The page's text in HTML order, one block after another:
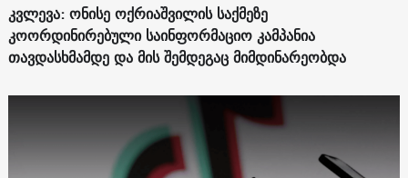
კვლევა: ონისე ოქრიაშვილის საქმეზე
კოორდინირებული საინფორმაციო კამპანია
თავდასხმამდე და მის შემდეგაც მიმდინარეობდა